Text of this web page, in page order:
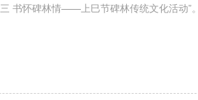
怀碑林情——上巳节碑林传统文化活动”。 此